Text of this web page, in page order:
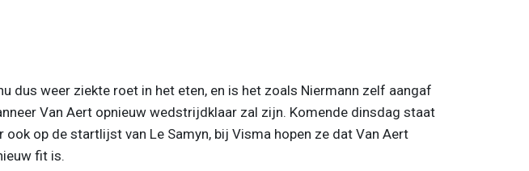
dus weer ziekte roet in het eten, en is het zoals Niermann zelf aangaf
Van Aert opnieuw wedstrijdklaar zal zijn. Komende dinsdag staat
ook op de startlijst van Le Samyn, bij Visma hopen ze dat Van Aert
fit is.